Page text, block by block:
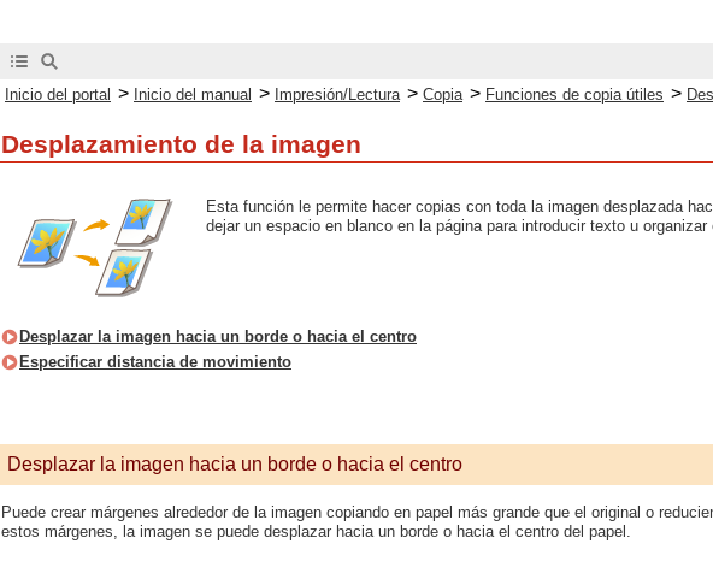
Inicio del portal > Inicio del manual > Impresión/Lectura > Copia > Funciones de copia útiles >
Desplazamiento de la imagen
Esta función le permite hacer copias con toda la imagen desplazada
dejar un espacio en blanco en la página para introducir texto u
Desplazar la imagen hacia un borde o hacia el centro
Especificar distancia de movimiento
Desplazar la imagen hacia un borde o hacia el centro
Puede crear márgenes alrededor de la imagen copiando en papel más grande que el original o
estos márgenes, la imagen se puede desplazar hacia un borde o hacia el centro del papel.